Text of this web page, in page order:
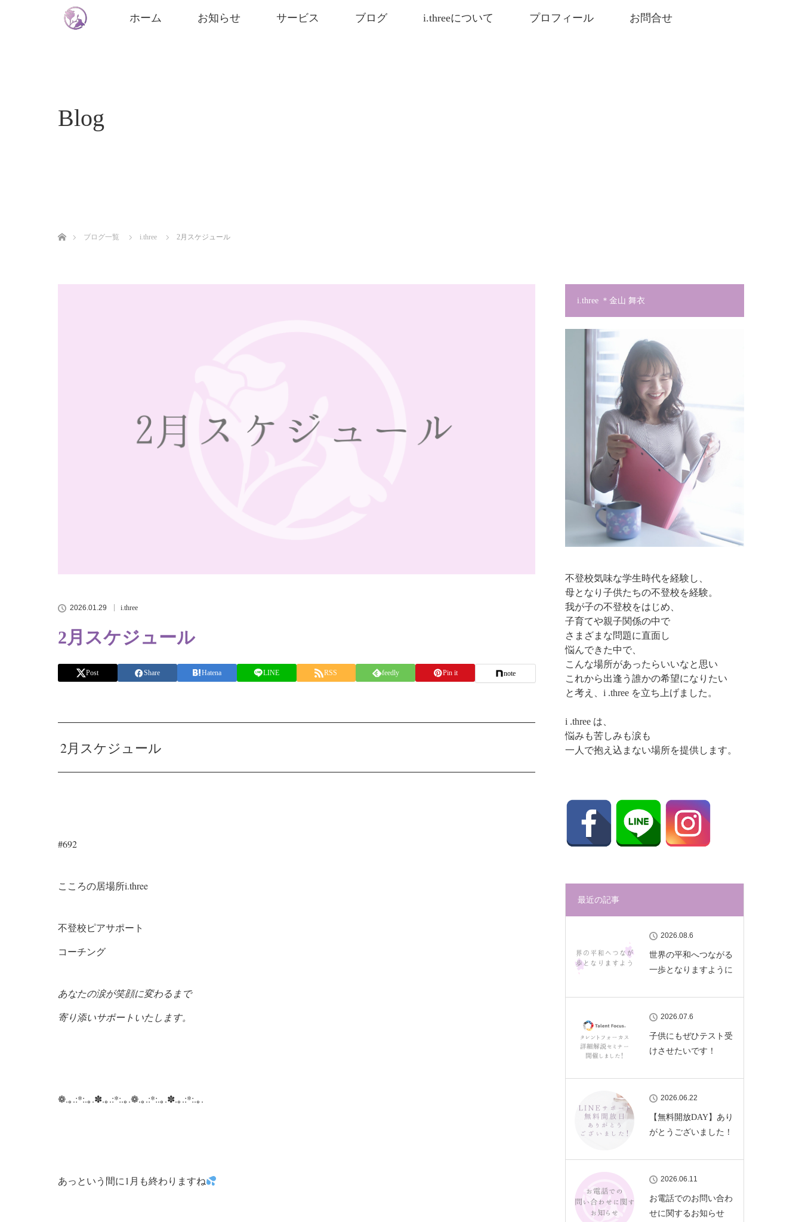
ホーム お知らせ サービス ブログ i.threeについて プロフィール お問合せ
Blog
ブログ一覧
i.three 2月スケジュール
2026.01.29 i.three
2月スケジュール
Post Share Hatena LINE RSS feedly Pin it note
2月スケジュール
#692
こころの居場所i.three
不登校ピアサポート
コーチング
あなたの涙が笑顔に変わるまで
寄り添いサポートいたします。
❁.｡.:*:.｡.✽.｡.:*:.｡.❁.｡.:*:.｡.✽.｡.:*:.｡.
あっという間に1月も終わりますね
i.three ＊金山 舞衣
不登校気味な学生時代を経験し、
母となり子供たちの不登校を経験。
我が子の不登校をはじめ、
子育てや親子関係の中で
さまざまな問題に直面し
悩んできた中で、
こんな場所があったらいいなと思い
これから出逢う誰かの希望になりたい
と考え、i .three を立ち上げました。
i .three は、
悩みも苦しみも涙も
一人で抱え込まない場所を提供します。
最近の記事
2026.08.6
世界の平和へつながる
一歩となりますように
2026.07.6
子供にもぜひテスト受
けさせたいです！
2026.06.22
【無料開放DAY】あり
がとうございました！
2026.06.11
お電話でのお問い合わ
せに関するお知らせ